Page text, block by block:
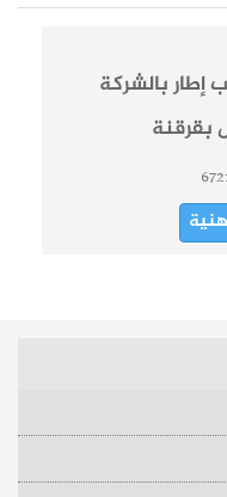
إطار بالشركة
بقرقنة